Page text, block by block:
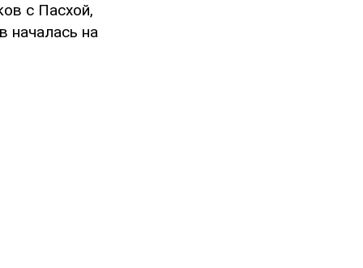
с Пасхой,
началась на